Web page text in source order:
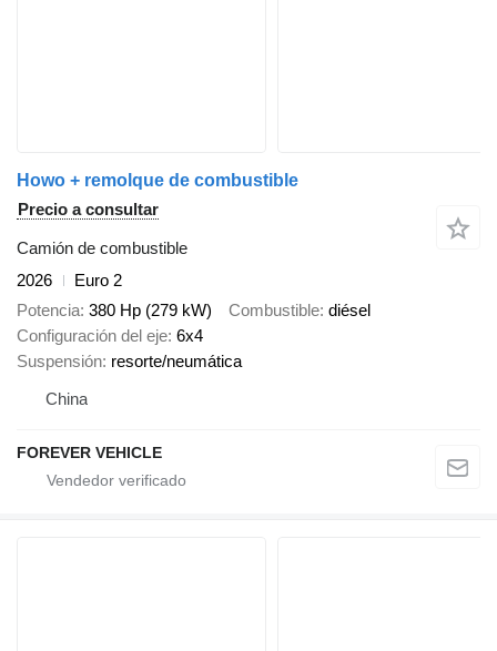
Howo + remolque de combustible
Precio a consultar
Camión de combustible
2026
Euro 2
Potencia 380 Hp (279 kW) Combustible diésel
Configuración del eje 6x4
Suspensión resorte/neumática
China
FOREVER VEHICLE